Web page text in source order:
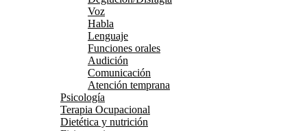
Voz
Habla
Lenguaje
Funciones orales
Audición
Comunicación
Atención temprana
Psicología
Terapia Ocupacional
Dietética y nutrición